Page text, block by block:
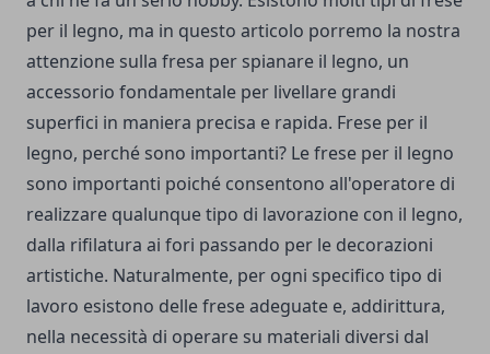
per il legno, ma in questo articolo porremo la nostra
attenzione sulla fresa per spianare il legno, un
accessorio fondamentale per livellare grandi
superfici in maniera precisa e rapida. Frese per il
legno, perché sono importanti? Le frese per il legno
sono importanti poiché consentono all'operatore di
realizzare qualunque tipo di lavorazione con il legno,
dalla rifilatura ai fori passando per le decorazioni
artistiche. Naturalmente, per ogni specifico tipo di
lavoro esistono delle frese adeguate e, addirittura,
nella necessità di operare su materiali diversi dal